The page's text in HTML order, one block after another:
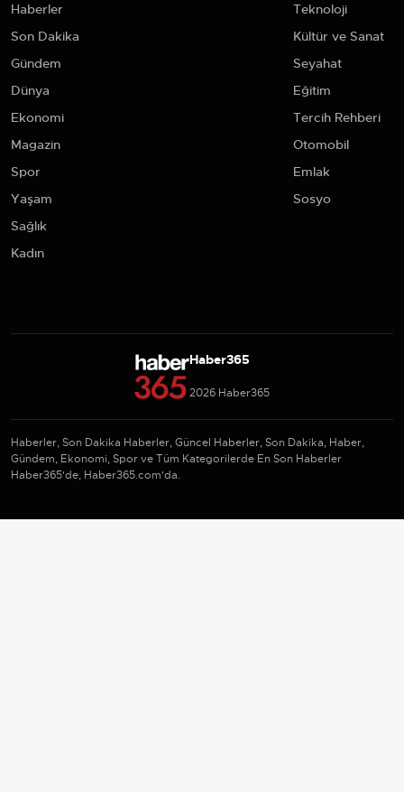
Haberler
Son Dakika
Gündem
Dünya
Ekonomi
Magazin
Spor
Yaşam
Sağlık
Kadın
Teknoloji
Kültür ve Sanat
Seyahat
Eğitim
Tercih Rehberi
Otomobil
Emlak
Sosyo
Haber365
2026 Haber365
Haberler, Son Dakika Haberler, Güncel Haberler, Son Dakika, Haber,
Gündem, Ekonomi, Spor ve Tüm Kategorilerde En Son Haberler
Haber365'de, Haber365.com'da.